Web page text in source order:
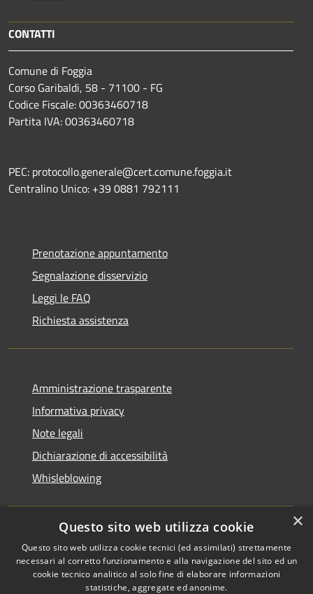
CONTATTI
Comune di Foggia
Corso Garibaldi, 58 - 71100 - FG
Codice Fiscale: 00363460718
Partita IVA: 00363460718
PEC: protocollo.generale@cert.comune.foggia.it
Centralino Unico: +39 0881 792111
Prenotazione appuntamento
Segnalazione disservizio
Leggi le FAQ
Richiesta assistenza
Amministrazione trasparente
Informativa privacy
Note legali
Dichiarazione di accessibilità
Whisleblowing
RSS
Accessibilità
Privacy
Copyright © 2026 • Comune di
Foggia • Powered by
Municipium
Accesso
×
Questo sito web utilizza cookie
Questo sito web utilizza cookie tecnici (ed assimilati) strettamente
necessari al corretto funzionamento e alla navigazione del sito ed un
cookie tecnico analitico al solo fine di elaborare informazioni
statistiche, aggregate ed anonime.